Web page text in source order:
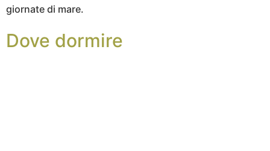
giornate di mare.
Dove dormire